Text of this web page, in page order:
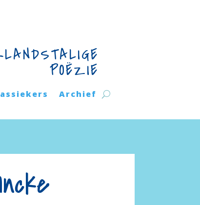
POËZIE
Archief